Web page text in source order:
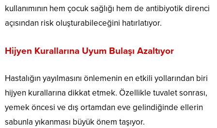
kullanımının hem çocuk sağlığı hem de antibiyotik direnci
açısından risk oluşturabileceğini hatırlatıyor.
Hijyen Kurallarına Uyum Bulaşı Azaltıyor
Hastalığın yayılmasını önlemenin en etkili yollarından biri
hijyen kurallarına dikkat etmek. Özellikle tuvalet sonrası,
yemek öncesi ve dış ortamdan eve gelindiğinde ellerin
sabunla yıkanması büyük önem taşıyor.